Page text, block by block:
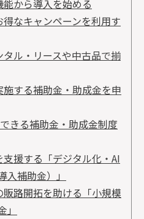
から導入を始める
なキャンペーンを利用す
ル・リースや中古品で揃
する補助金・助成金を申
きる補助金・助成金制度
援する「デジタル化・AI
補助金）」
路開拓を助ける「小規模